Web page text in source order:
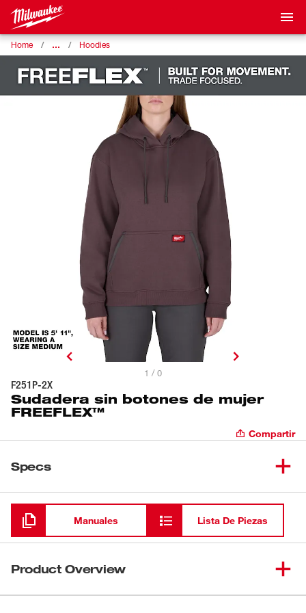
Home … Hoodies
1 / 0
F251P-2X
Sudadera sin botones de mujer
FREEFLEX™
Compartir
Specs
Cargando
Manuales Lista De Piezas
Product Overview